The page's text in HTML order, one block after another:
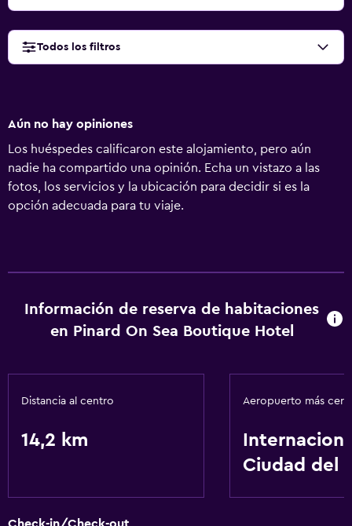
Todos los filtros
Aún no hay opiniones
Los huéspedes calificaron este alojamiento, pero aún
nadie ha compartido una opinión. Echa un vistazo a las
fotos, los servicios y la ubicación para decidir si es la
opción adecuada para tu viaje.
Información de reserva de habitaciones
en Pinard On Sea Boutique Hotel
Distancia al centro
14,2 km
Aeropuerto más
Ciudad del